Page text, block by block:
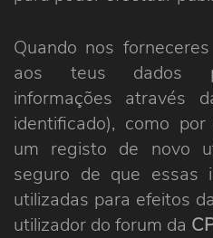
Quando nos
aos teus dados
informações através
identificado), como
um registo de novo
seguro de que essas
utilizadas para efeitos
utilizador do forum da